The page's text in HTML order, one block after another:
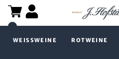
WEISSWEINE ROTWEINE